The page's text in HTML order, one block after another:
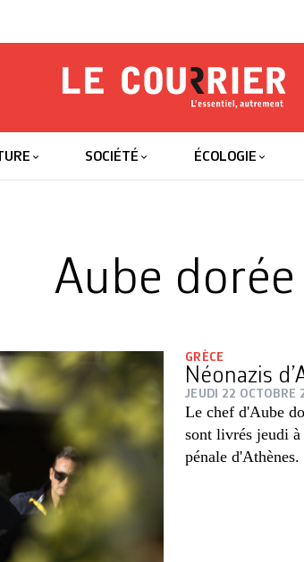
Le
SOCIÉTÉ ÉCOLOGIE
Aube dorée
GRÈCE
Néonazis
JEUDI 22 OCTOBRE
Le chef d'Aube
sont livrés jeudi
pénale